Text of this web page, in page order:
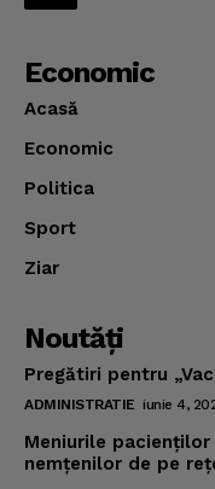
Economic
Acasă
Economic
Politica
Sport
Ziar
Noutăţi
Pregătiri pentru
ADMINISTRATIE iunie 4,
Meniurile
nemţenilor de pe